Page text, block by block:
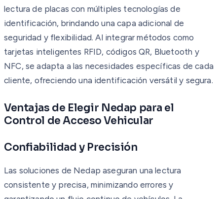
lectura de placas con múltiples tecnologías de
identificación, brindando una capa adicional de
seguridad y flexibilidad. Al integrar métodos como
tarjetas inteligentes RFID, códigos QR, Bluetooth y
NFC, se adapta a las necesidades específicas de cada
cliente, ofreciendo una identificación versátil y segura.
Ventajas de Elegir Nedap para el
Control de Acceso Vehicular
Confiabilidad y Precisión
Las soluciones de Nedap aseguran una lectura
consistente y precisa, minimizando errores y